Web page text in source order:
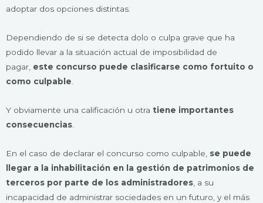
adoptar dos opciones distintas.
Dependiendo de si se detecta dolo o culpa grave que ha
podido llevar a la situación actual de imposibilidad de
pagar, este concurso puede clasificarse como fortuito o
como culpable.
Y obviamente una calificación u otra tiene importantes
consecuencias.
En el caso de declarar el concurso como culpable, se puede
llegar a la inhabilitación en la gestión de patrimonios de
terceros por parte de los administradores, a su
incapacidad de administrar sociedades en un futuro, y el más